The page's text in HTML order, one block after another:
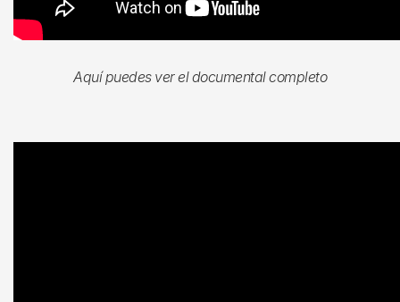
Aquí puedes ver el documental completo